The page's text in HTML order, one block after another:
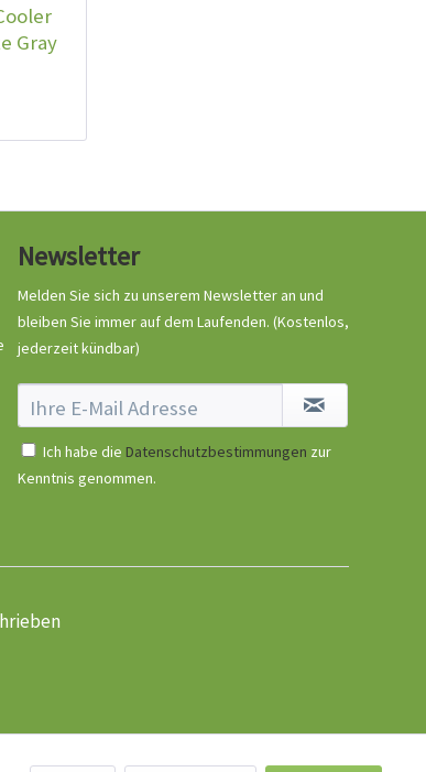
Gray
Newsletter
Melden Sie sich zu unserem Newsletter an und
bleiben Sie immer auf dem Laufenden. (Kostenlos,
jederzeit kündbar)
Ich habe die Datenschutzbestimmungen zur
Kenntnis genommen.